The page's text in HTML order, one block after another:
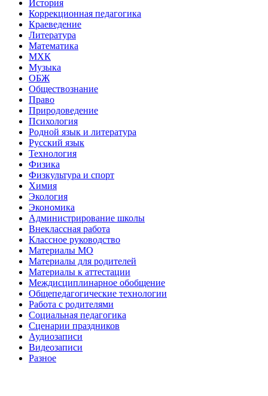
История
Коррекционная педагогика
Краеведение
Литература
Математика
МХК
Музыка
ОБЖ
Обществознание
Право
Природоведение
Психология
Родной язык и литература
Русский язык
Технология
Физика
Физкультура и спорт
Химия
Экология
Экономика
Администрирование школы
Внеклассная работа
Классное руководство
Материалы МО
Материалы для родителей
Материалы к аттестации
Междисциплинарное обобщение
Общепедагогические технологии
Работа с родителями
Социальная педагогика
Сценарии праздников
Аудиозаписи
Видеозаписи
Разное